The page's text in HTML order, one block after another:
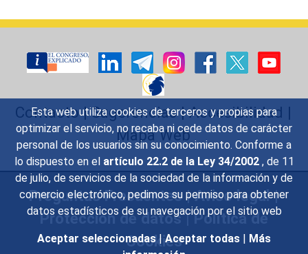
Esta web utiliza cookies de terceros y propias para
optimizar el servicio, no recaba ni cede datos de carácter
personal de los usuarios sin su conocimiento. Conforme a
lo dispuesto en el artículo 22.2 de la Ley 34/2002 , de 11
de julio, de servicios de la sociedad de la información y de
comercio electrónico, pedimos su permiso para obtener
datos estadísticos de su navegación por el sitio web
Aceptar seleccionadas | Aceptar todas | Más
Contacto|Sugerencias|Accesibilidad |
Mapa Web
Preguntas Frecuentes|Aviso legal|
Protección de datos|Política de
Cookies